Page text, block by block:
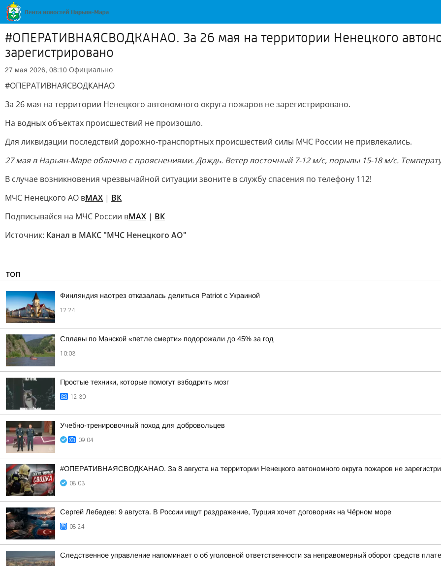
#ОПЕРАТИВНАЯСВОДКАНАО. За 26 мая на территории Ненецкого
зарегистрировано
27 мая 2026, 08:10 Официально
#ОПЕРАТИВНАЯСВОДКАНАО
За 26 мая на территории Ненецкого автономного округа пожаров не зарегистрировано.
На водных объектах происшествий не произошло.
Для ликвидации последствий дорожно-транспортных происшествий силы МЧС России не привлекались.
27 мая в Нарьян-Маре облачно с прояснениями. Дождь. Ветер восточный 7-12 м/с, порывы 15-18 м/с.
В случае возникновения чрезвычайной ситуации звоните в службу спасения по телефону 112!
МЧС Ненецкого АО вMAX | ВК
Подписывайся на МЧС России вMAX | ВК
Источник: Канал в МАКС "МЧС Ненецкого АО"
ТОП
Финляндия наотрез отказалась делиться Patriot с Украиной
12:24
Сплавы по Манской «петле смерти» подорожали до 45% за год
10:03
Простые техники, которые помогут взбодрить мозг
12:30
Учебно-тренировочный поход для добровольцев
09:04
#ОПЕРАТИВНАЯСВОДКАНАО. За 8 августа на территории Ненецкого автономного округа пожаров не
08:03
Сергей Лебедев: 9 августа. В России ищут раздражение, Турция хочет договорняк на Чёрном море
08:24
Следственное управление напоминает о об уголовной ответственности за неправомерный оборот средств